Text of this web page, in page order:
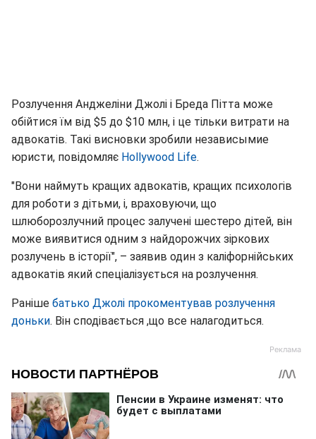
Розлучення Анджеліни Джолі і Бреда Пітта може
обійтися їм від $5 до $10 млн, і це тільки витрати на
адвокатів. Такі висновки зробили независымие
юристи, повідомляє Hollywood Life.
"Вони наймуть кращих адвокатів, кращих психологів
для роботи з дітьми, і, враховуючи, що
шлюборозлучний процес залучені шестеро дітей, він
може виявитися одним з найдорожчих зіркових
розлучень в історії", – заявив один з каліфорнійських
адвокатів який спеціалізується на розлучення.
Раніше батько Джолі прокоментував розлучення
доньки. Він сподівається ,що все налагодиться.